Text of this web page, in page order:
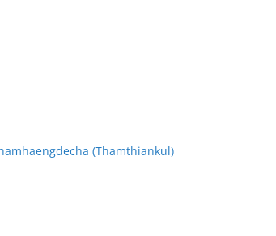
(Thamthiankul)